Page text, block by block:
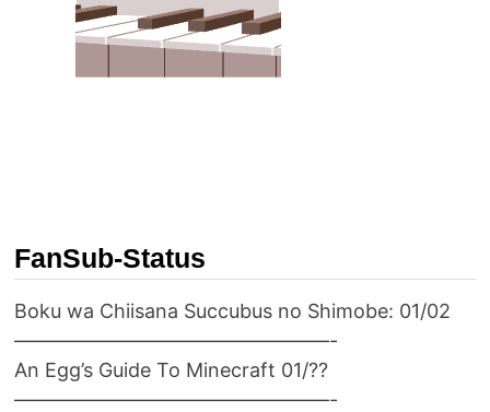
FanSub-Status
Boku wa Chiisana Succubus no Shimobe: 01/02
————————————————-
An Egg’s Guide To Minecraft 01/??
————————————————-